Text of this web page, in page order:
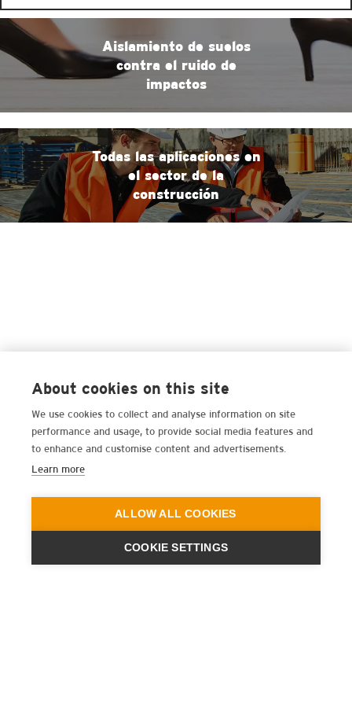
Aislamiento de suelos
contra el ruido de
impactos
Todas las aplicaciones en
el sector de la
construcción
About cookies on this site
We use cookies to collect and analyse information on site
performance and usage, to provide social media features and
to enhance and customise content and advertisements.
Learn more
ALLOW ALL COOKIES
COOKIE SETTINGS